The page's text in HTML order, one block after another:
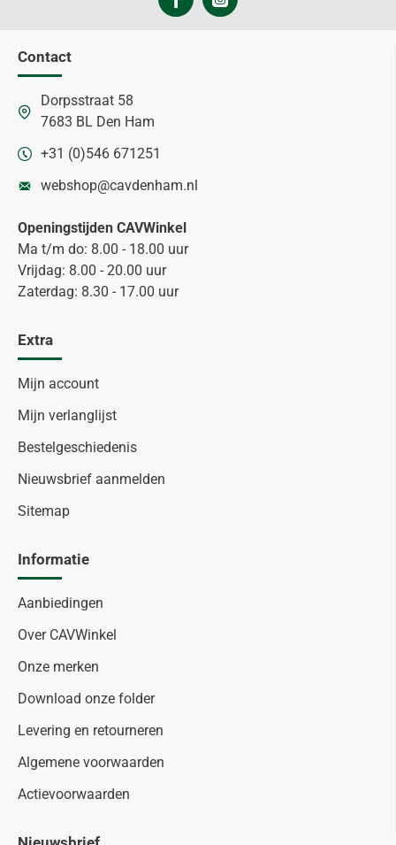
Contact
Dorpsstraat 58
7683 BL Den Ham
+31 (0)546 671251
webshop@cavdenham.nl
Openingstijden CAVWinkel
Ma t/m do: 8.00 - 18.00 uur
Vrijdag: 8.00 - 20.00 uur
Zaterdag: 8.30 - 17.00 uur
Extra
Mijn account
Mijn verlanglijst
Bestelgeschiedenis
Nieuwsbrief aanmelden
Sitemap
Informatie
Aanbiedingen
Over CAVWinkel
Onze merken
Download onze folder
Levering en retourneren
Algemene voorwaarden
Actievoorwaarden